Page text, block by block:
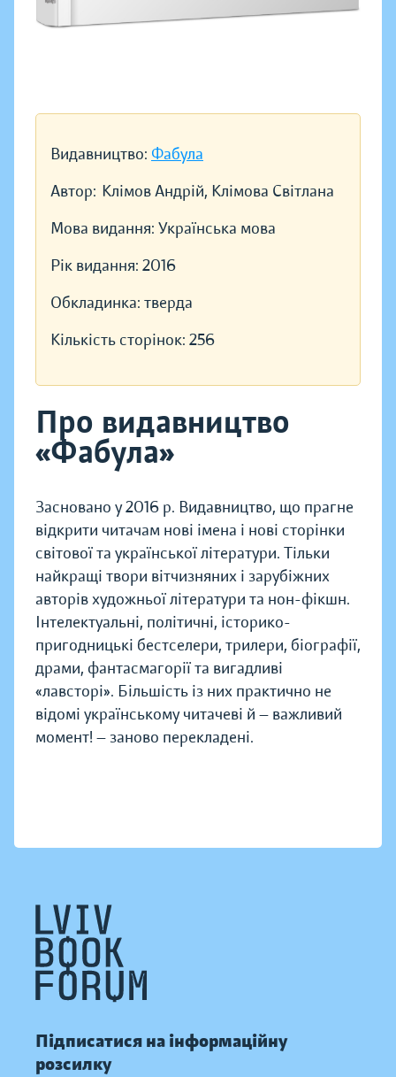
Видавництво: Фабула
Автор: Клімов Андрій, Клімова Світлана
Мова видання: Українська мова
Рік видання: 2016
Обкладинка: тверда
Кількість сторінок: 256
Про видавництво
«Фабула»
Засновано у 2016 р. Видавництво, що прагне
відкрити читачам нові імена і нові сторінки
світової та української літератури. Тільки
найкращі твори вітчизняних і зарубіжних
авторів художньої літератури та нон-фікшн.
Інтелектуальні, політичні, історико-
пригодницькі бестселери, трилери, біографії,
драми, фантасмагорії та вигадливі
«лавсторі». Більшість із них практично не
відомі українському читачеві й — важливий
момент! — заново перекладені.
Підписатися на інформаційну
розсилку